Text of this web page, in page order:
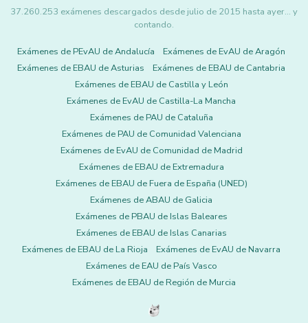
37.260.253 exámenes descargados desde julio de 2015 hasta ayer... y
contando.
Exámenes de PEvAU de Andalucía
Exámenes de EvAU de Aragón
Exámenes de EBAU de Asturias
Exámenes de EBAU de Cantabria
Exámenes de EBAU de Castilla y León
Exámenes de EvAU de Castilla-La Mancha
Exámenes de PAU de Cataluña
Exámenes de PAU de Comunidad Valenciana
Exámenes de EvAU de Comunidad de Madrid
Exámenes de EBAU de Extremadura
Exámenes de EBAU de Fuera de España (UNED)
Exámenes de ABAU de Galicia
Exámenes de PBAU de Islas Baleares
Exámenes de EBAU de Islas Canarias
Exámenes de EBAU de La Rioja
Exámenes de EvAU de Navarra
Exámenes de EAU de País Vasco
Exámenes de EBAU de Región de Murcia